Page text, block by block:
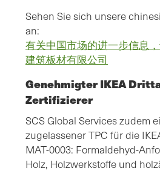
Sehen Sie sich unsere
an:
有关中国市场的进一步信息
建筑板材有限公司
Genehmigter IKEA
Zertifizierer
SCS Global Services zudem
zugelassener TPC für die
MAT-0003: Formaldehyd-
Holz, Holzwerkstoffe und